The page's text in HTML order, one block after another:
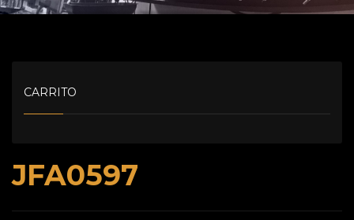
JFA0597
CARRITO